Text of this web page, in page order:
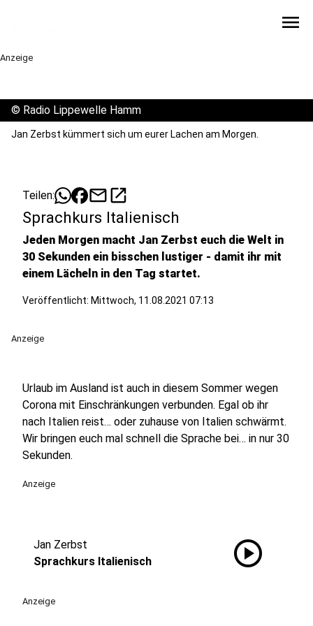
menu
Anzeige
© Radio Lippewelle Hamm
Jan Zerbst kümmert sich um eurer Lachen am Morgen.
Teilen: mailopen_in_new
Sprachkurs Italienisch
Jeden Morgen macht Jan Zerbst euch die Welt in
30 Sekunden ein bisschen lustiger - damit ihr mit
einem Lächeln in den Tag startet.
Veröffentlicht: Mittwoch, 11.08.2021 07:13
Anzeige
Urlaub im Ausland ist auch in diesem Sommer wegen
Corona mit Einschränkungen verbunden. Egal ob ihr
nach Italien reist… oder zuhause von Italien schwärmt.
Wir bringen euch mal schnell die Sprache bei… in nur 30
Sekunden.
Anzeige
Jan Zerbst
Sprachkurs Italienisch
play_circle
Anzeige